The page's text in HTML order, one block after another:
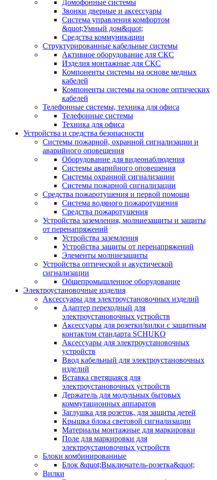
Домофонные системы
Звонки дверные и аксессуары
Система управления комфортом
&quot;Умный дом&quot;
Средства коммуникации
Структурированные кабельные системы
Активное оборудование для СКС
Изделия монтажные для СКС
Компоненты системы на основе медных
кабелей
Компоненты системы на основе оптических
кабелей
Телефонные системы, техника для офиса
Телефонные системы
Техника для офиса
Устройства и средства безопасности
Системы пожарной, охранной сигнализации и
аварийного оповещения
Оборудование для видеонаблюдения
Системы аварийного оповещения
Системы охранной сигнализации
Системы пожарной сигнализации
Средства пожаротушения и первой помощи
Система водяного пожаротушения
Средства пожаротушения
Устройства заземления, молниезащиты и защиты
от перенапряжений
Устройства заземления
Устройства защиты от перенапряжений
Элементы молниезащиты
Устройства оптической и акустической
сигнализации
Общепромышленное оборудование
Электроустановочные изделия
Аксессуары для электроустановочных изделий
Адаптер переходный для
электроустановочных устройств
Аксессуары для розетки/вилки с защитным
контактом стандарта SCHUKO
Аксессуары для электроустановочных
устройств
Ввод кабельный для электроустановочных
изделий
Вставка светящаяся для
электроустановочных устройств
Держатель для модульных бытовых
коммутационных аппаратов
Заглушка для розеток, для защиты детей
Крышка блока световой сигнализации
Материалы монтажные для маркировки
Поле для маркировки для
электроустановочных устройств
Блоки комбинированные
Блок &quot;Выключатель-розетка&quot;
Вилки